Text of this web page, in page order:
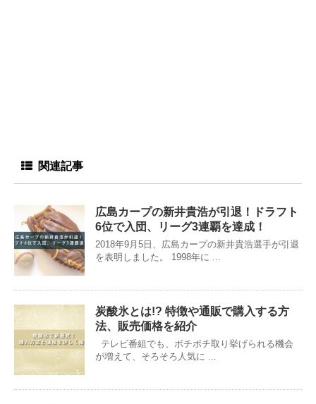
関連記事
広島カープの新井貴浩が引退！ドラフト
6位で入団、リーグ3連覇を達成！
2018年9月5日、広島カープの新井貴浩選手が引退
を表明しました。 1998年に ...
炭酸氷とは!? 特徴や通販で購入する方
法、販売価格を紹介
テレビ番組でも、ボチボチ取り挙げられる機会
が増えて、そろそろ人気に ...